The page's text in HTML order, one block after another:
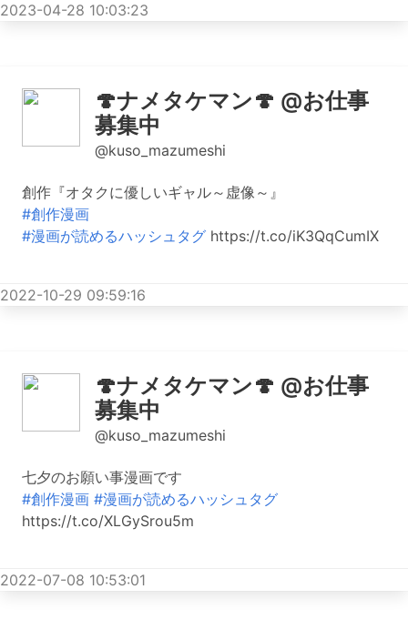
2023-04-28 10:03:23
🍄ナメタケマン🍄 @お仕事
募集中
@kuso_mazumeshi
創作『オタクに優しいギャル～虚像～』
#創作漫画
#漫画が読めるハッシュタグ https://t.co/iK3QqCumIX
2022-10-29 09:59:16
🍄ナメタケマン🍄 @お仕事
募集中
@kuso_mazumeshi
七夕のお願い事漫画です
#創作漫画 #漫画が読めるハッシュタグ
https://t.co/XLGySrou5m
2022-07-08 10:53:01